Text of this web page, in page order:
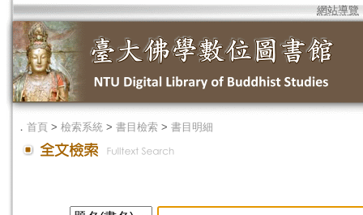
網站導覽
． 首頁 > 檢索系統 > 書目檢索 > 書目明細